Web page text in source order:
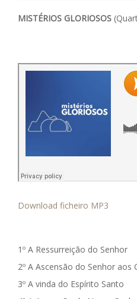
MISTÉRIOS GLORIOSOS
Download ficheiro MP3
1º A Ressurreição do Senhor
2º A Ascensão do Senhor aos
3º A vinda do Espírito Santo